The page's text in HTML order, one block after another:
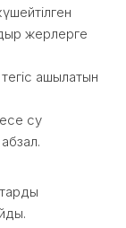
жерлерге
ашылатын
су